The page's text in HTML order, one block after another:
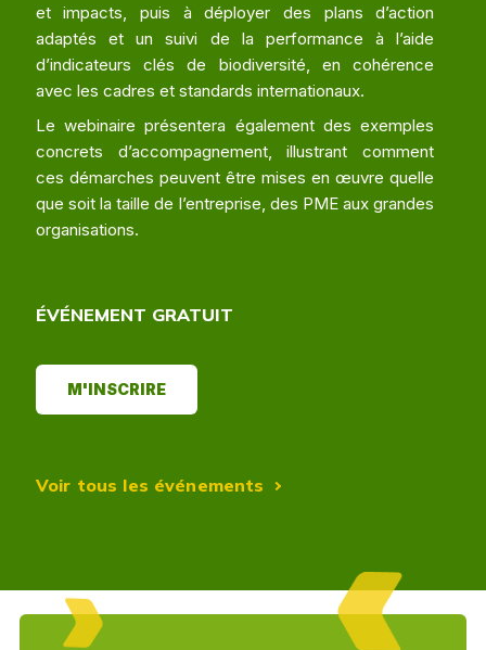
et impacts, puis à déployer des plans d’action
adaptés et un suivi de la performance à l’aide
d’indicateurs clés de biodiversité, en cohérence
avec les cadres et standards internationaux.
Le webinaire présentera également des exemples
concrets d’accompagnement, illustrant comment
ces démarches peuvent être mises en œuvre quelle
que soit la taille de l’entreprise, des PME aux grandes
organisations.
ÉVÉNEMENT GRATUIT
M'INSCRIRE
Voir tous les événements